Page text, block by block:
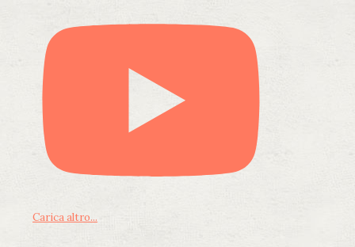
Carica altro...